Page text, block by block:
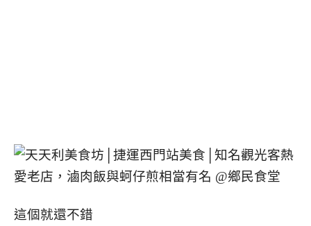
這個就還不錯